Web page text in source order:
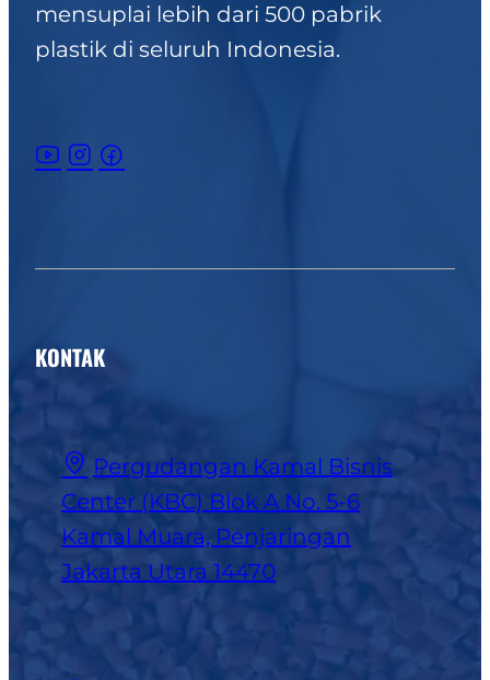
mensuplai lebih dari 500 pabrik
plastik di seluruh Indonesia.
KONTAK
Pergudangan Kamal Bisnis
Center (KBC) Blok A No. 5-6
Kamal Muara, Penjaringan
Jakarta Utara 14470